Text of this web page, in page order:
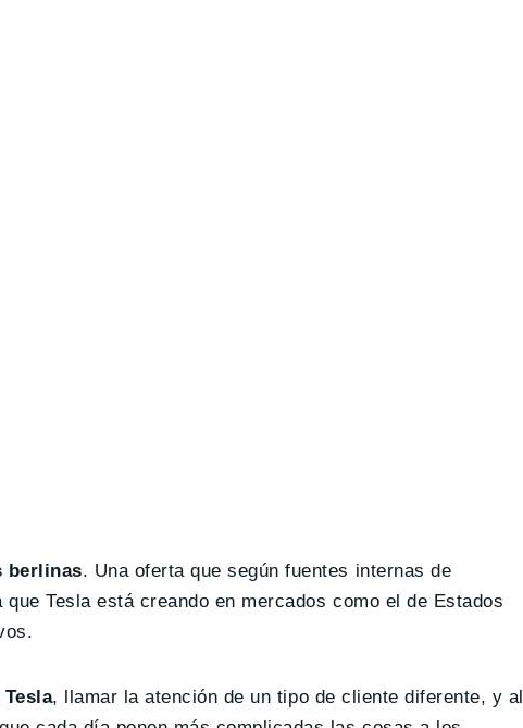
berlinas. Una oferta que según fuentes internas de
Tesla está creando en mercados como el de Estados
, llamar la atención de un tipo de cliente diferente, y al